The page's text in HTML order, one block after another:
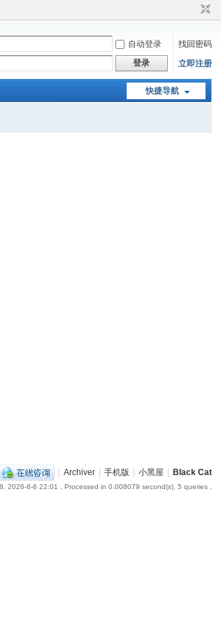
自动登录
找回密码
登录 立即注册
快捷导航
| Archiver | 手机版 | 小黑屋 | Black Cat
2026-8-6 22:01 , Processed in 0.008079 second(s), 5 queries .